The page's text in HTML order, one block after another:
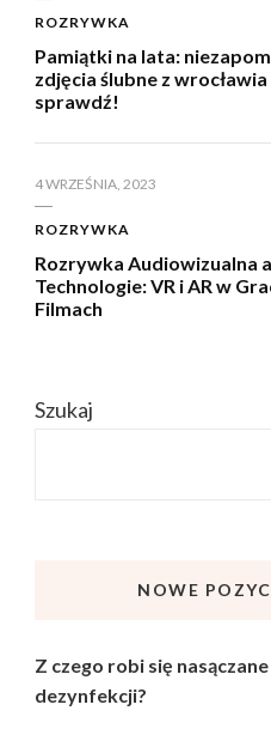
ROZRYWKA
Pamiątki na lata:
zdjęcia ślubne z wrocławia
sprawdź!
4 WRZEŚNIA, 2023
ROZRYWKA
Rozrywka Audiowizualna
Technologie: VR i AR w
Filmach
Szukaj
NOWE
Z czego robi się
dezynfekcji?